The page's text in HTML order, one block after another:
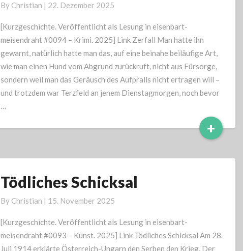
By Christian | 22. Dezember 2025
[Kurzgeschichte. Veröffentlicht als Lesung in eisenbart-
meisendraht #0094 – Krimi. 2025] Link Zerfall Man hatte ihn
gewarnt, natürlich hatte man das, auf eine beinahe beiläufige Art,
wie man einen Hund vom Abgrund zurückruft, nicht aus Fürsorge,
sondern weil man das Geräusch des Aufpralls nicht ertragen will –
und trotzdem war Terzfeld an jenem Dienstagmorgen, noch bevor
…
+Read
More
Tödliches
Tödliches Schicksal
By Christian | 15. November 2025
[Kurzgeschichte. Veröffentlicht als Lesung in eisenbart-
meisendraht #0093 – Kunst. 2025] Link Tödliches Schicksal Am 28.
Juli 1914 erklärte Österreich-Ungarn den Serben den Krieg. Der